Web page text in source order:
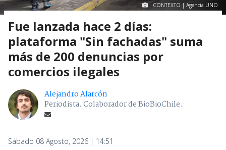
CONTEXTO | Agencia UNO
Fue lanzada hace 2 días:
plataforma "Sin fachadas" suma
más de 200 denuncias por
comercios ilegales
Alejandro Alarcón
Periodista. Colaborador de BioBioChile.
Sábado 08 Agosto, 2026 | 14:51